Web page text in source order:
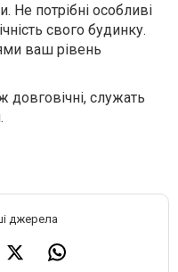
Не потрібні особливі
свого будинку.
ваш рівень
служать
джерела